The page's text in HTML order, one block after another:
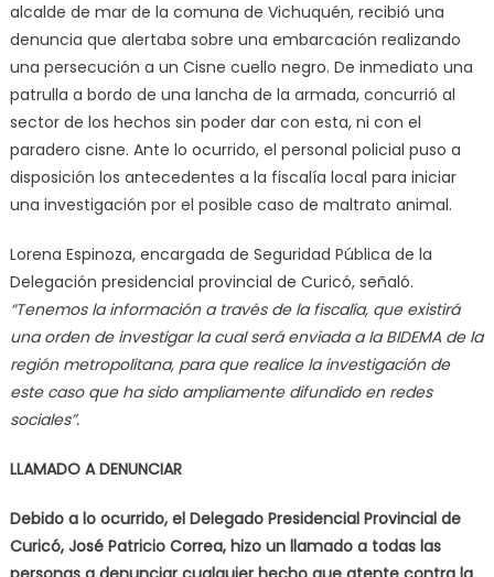
alcalde de mar de la comuna de Vichuquén, recibió una
denuncia que alertaba sobre una embarcación realizando
una persecución a un Cisne cuello negro. De inmediato una
patrulla a bordo de una lancha de la armada, concurrió al
sector de los hechos sin poder dar con esta, ni con el
paradero cisne. Ante lo ocurrido, el personal policial puso a
disposición los antecedentes a la fiscalía local para iniciar
una investigación por el posible caso de maltrato animal.
Lorena Espinoza, encargada de Seguridad Pública de la
Delegación presidencial provincial de Curicó, señaló.
“Tenemos la información a través de la fiscalía, que existirá
una orden de investigar la cual será enviada a la BIDEMA de la
región metropolitana, para que realice la investigación de
este caso que ha sido ampliamente difundido en redes
sociales”.
LLAMADO A DENUNCIAR
Debido a lo ocurrido, el Delegado Presidencial Provincial de
Curicó, José Patricio Correa, hizo un llamado a todas las